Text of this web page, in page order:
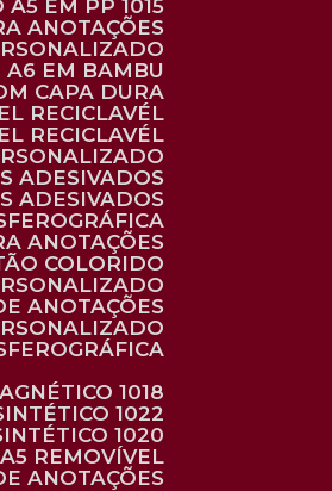
A5 EM PP 1015
ANOTAÇÕES
A6 EM BAMBU
CAPA DURA
RECICLAVÉL
RECICLAVÉL
ADESIVADOS
ADESIVADOS
ANOTAÇÕES
COLORIDO
ANOTAÇÕES
1018
1022
1020
REMOVÍVEL
ANOTAÇÕES